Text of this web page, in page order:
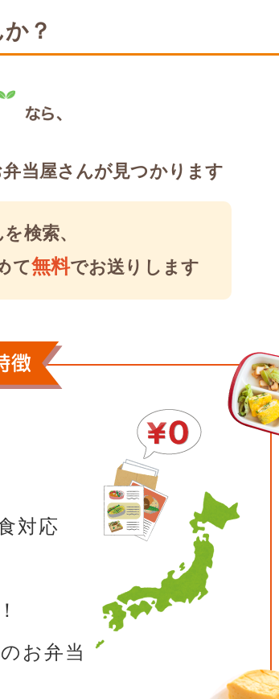
？
当屋さんが見つかります
検索、
て無料でお送りします
対応
お弁当